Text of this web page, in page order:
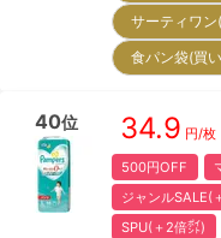
サーティワ
食パン袋(買
40位 34.9 円/枚
500円OFF
ジャンルSALE(
SPU(＋2倍㌽)